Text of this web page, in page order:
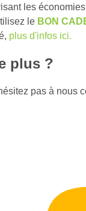
les
le BON
plus d'infos ici.
plus ?
pas à nous